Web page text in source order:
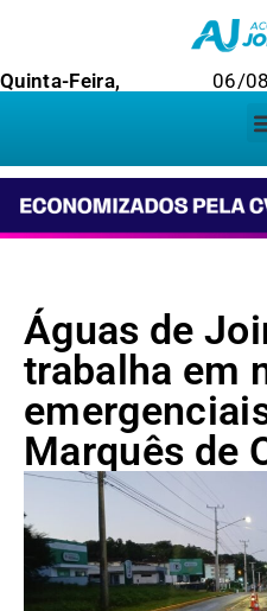
Quinta-Feira, 06/
Águas de
trabalha em
Marquês de